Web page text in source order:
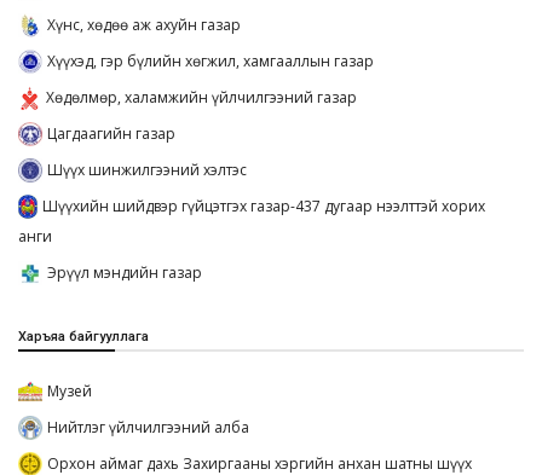
Хүнс, хөдөө аж ахуйн газар
Хүүхэд, гэр бүлийн хөгжил, хамгааллын газар
Хөдөлмөр, халамжийн үйлчилгээний газар
Цагдаагийн газар
Шүүх шинжилгээний хэлтэс
Шүүхийн шийдвэр гүйцэтгэх газар-437 дугаар нээлттэй хорих
анги
Эрүүл мэндийн газар
Харъяа байгууллага
Музей
Нийтлэг үйлчилгээний алба
Орхон аймаг дахь Захиргааны хэргийн анхан шатны шүүх